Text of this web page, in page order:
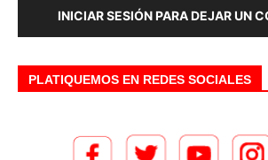
INICIAR SESIÓN PARA DEJAR UN
PLATIQUEMOS EN REDES SOCIALES